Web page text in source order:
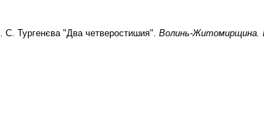
С. Тургенєва "Два четверостишия". Волинь-Житомирщина.